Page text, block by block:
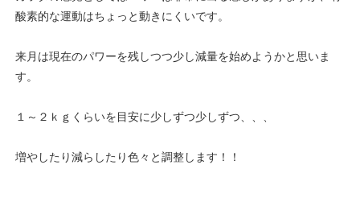
酸素的な運動はちょっと動きにくいです。
来月は現在のパワーを残しつつ少し減量を始めようかと思いま
す。
１～２ｋｇくらいを目安に少しずつ少しずつ、、、
増やしたり減らしたり色々と調整します！！